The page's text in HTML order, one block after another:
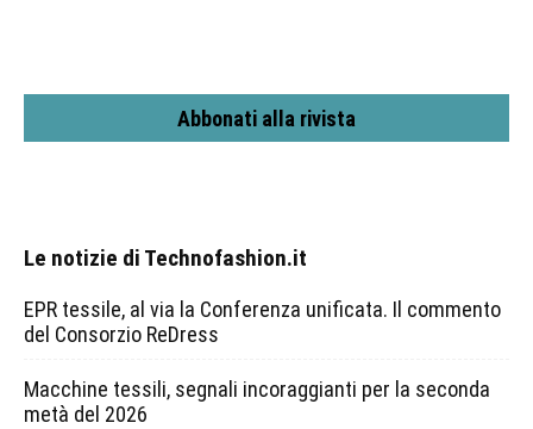
Abbonati alla rivista
Le notizie di Technofashion.it
EPR tessile, al via la Conferenza unificata. Il commento
del Consorzio ReDress
Macchine tessili, segnali incoraggianti per la seconda
metà del 2026